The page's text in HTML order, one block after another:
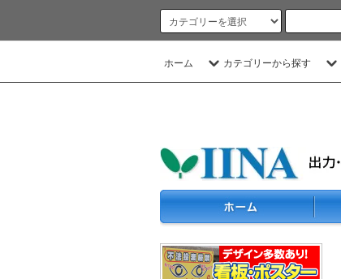
ホーム カテゴリーから探す